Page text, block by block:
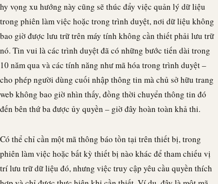
hy vọng xu hướng này cũng sẽ thúc đẩy việc quản lý dữ liệu
trong phiên làm việc hoặc trong trình duyệt, nơi dữ liệu không
bao giờ được lưu trữ trên máy tính không cần thiết phải lưu trữ
nó. Tin vui là các trình duyệt đã có những bước tiến dài trong
10 năm qua và các tính năng như mã hóa trong trình duyệt –
cho phép người dùng cuối nhập thông tin mà chủ sở hữu trang
web không bao giờ nhìn thấy, đồng thời chuyển thông tin đó
đến bên thứ ba được ủy quyền – giờ đây hoàn toàn khả thi.
Có thể chỉ cần một mã thông báo tồn tại trên thiết bị, trong
phiên làm việc hoặc bất kỳ thiết bị nào khác để tham chiếu vị
trí lưu trữ dữ liệu đó, nhưng việc truy cập yêu cầu quyền thích